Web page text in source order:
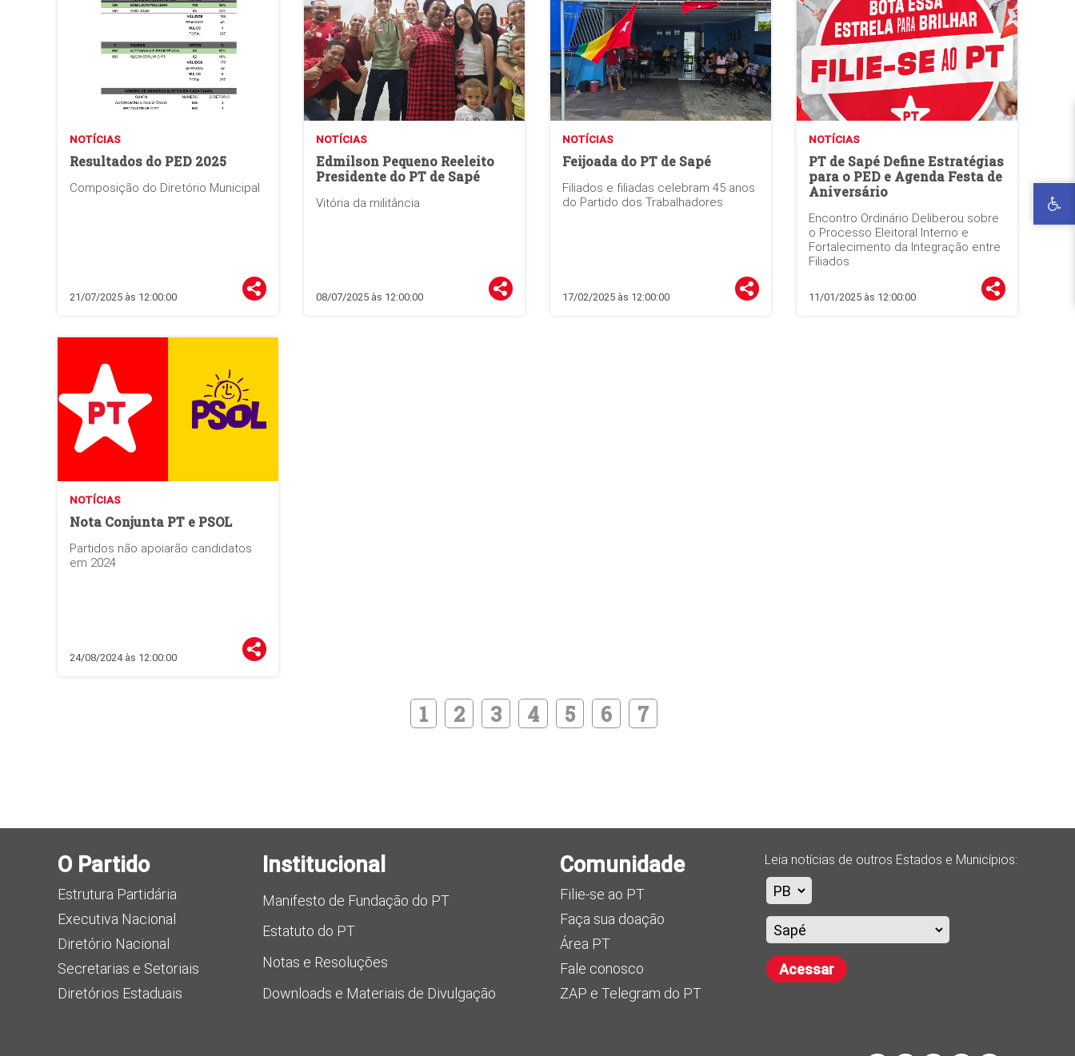
NOTÍCIAS
Resultados do PED 2025
Composição do Diretório Municipal
21/07/2025 às 12:00:00
NOTÍCIAS
Edmilson Pequeno Reeleito
Presidente do PT de Sapé
Vitória da militância
08/07/2025 às 12:00:00
NOTÍCIAS
Feijoada do PT de Sapé
Filiados e filiadas celebram 45 anos
do Partido dos Trabalhadores
17/02/2025 às 12:00:00
NOTÍCIAS
PT de Sapé Define Estratégias
para o PED e Agenda Festa de
Aniversário
Encontro Ordinário Deliberou sobre
o Processo Eleitoral Interno e
Fortalecimento da Integração entre
Filiados
11/01/2025 às 12:00:00
NOTÍCIAS
Nota Conjunta PT e PSOL
Partidos não apoiarão candidatos
em 2024
24/08/2024 às 12:00:00
1 2 3 4 5 6 7
O Partido
Estrutura Partidária
Executiva Nacional
Diretório Nacional
Secretarias e Setoriais
Diretórios Estaduais
Institucional
Manifesto de Fundação do PT
Estatuto do PT
Notas e Resoluções
Downloads e Materiais de Divulgação
Comunidade
Filie-se ao PT
Faça sua doação
Área PT
Fale conosco
ZAP e Telegram do PT
Leia notícias de outros Estados e Municípios:
Acessar